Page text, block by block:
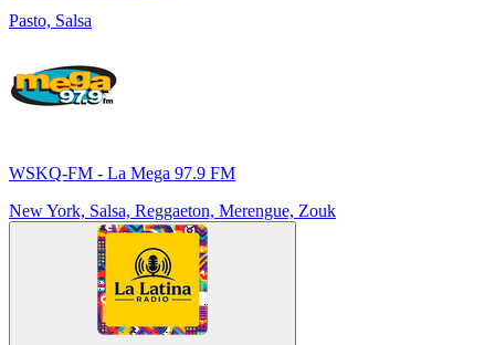
Pasto, Salsa
WSKQ-FM - La Mega 97.9 FM
New York, Salsa, Reggaeton, Merengue, Zouk